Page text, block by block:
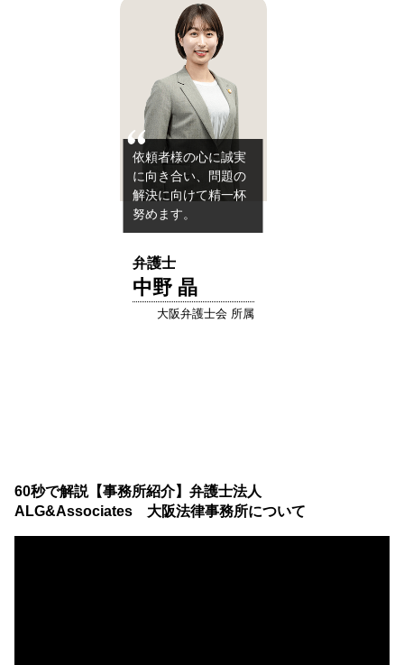
依頼者様の心に誠実
に向き合い、問題の
解決に向けて精一杯
努めます。
弁護士
中野 晶
大阪弁護士会 所属
60秒で解説【事務所紹介】弁護士法人
ALG&Associates 大阪法律事務所について